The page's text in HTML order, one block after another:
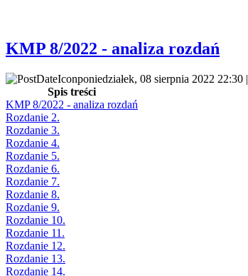
KMP 8/2022 - analiza rozdań
poniedziałek, 08 sierpnia 2022 22:30 |
Spis treści
KMP 8/2022 - analiza rozdań
Rozdanie 2.
Rozdanie 3.
Rozdanie 4.
Rozdanie 5.
Rozdanie 6.
Rozdanie 7.
Rozdanie 8.
Rozdanie 9.
Rozdanie 10.
Rozdanie 11.
Rozdanie 12.
Rozdanie 13.
Rozdanie 14.